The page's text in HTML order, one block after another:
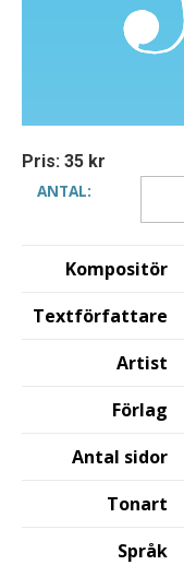
Pris: 35 kr
ANTAL:
Kompositör
Textförfattare
Artist
Förlag
Antal sidor
Tonart
Språk